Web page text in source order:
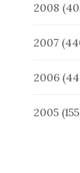
2008
2007
2006
2005